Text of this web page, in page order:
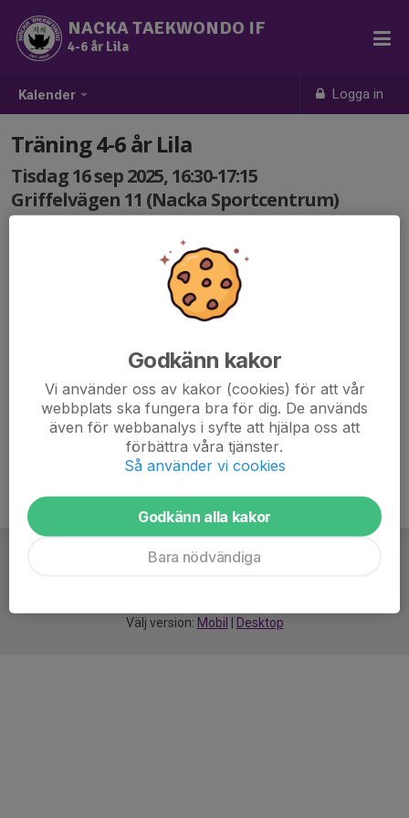
Kalender Logga in
NACKA TAEKWONDO IF
4-6 år Lila
Träning 4-6 år Lila
Tisdag 16 sep 2025, 16:30-17:15
Griffelvägen 11 (Nacka Sportcentrum)
Välj version: Mobil Desktop
Godkänn kakor
Vi använder oss av kakor (cookies) för att vår
webbplats ska fungera bra för dig. De används
även för webbanalys i syfte att hjälpa oss att
förbättra våra tjänster.
Så använder vi cookies
Godkänn alla kakor
Bara nödvändiga